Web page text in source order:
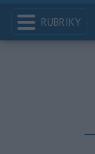
RUBRIKY